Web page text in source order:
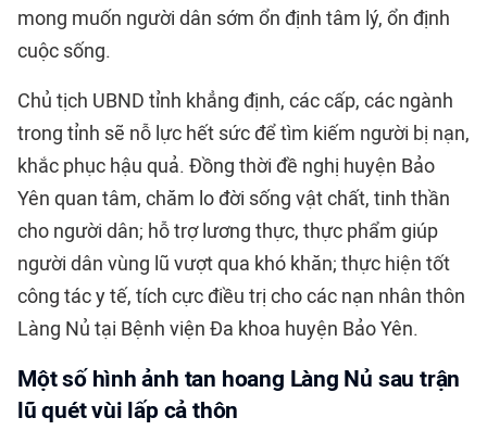
mong muốn người dân sớm ổn định tâm lý, ổn định
cuộc sống.
Chủ tịch UBND tỉnh khẳng định, các cấp, các ngành
trong tỉnh sẽ nỗ lực hết sức để tìm kiếm người bị nạn,
khắc phục hậu quả. Đồng thời đề nghị huyện Bảo
Yên quan tâm, chăm lo đời sống vật chất, tinh thần
cho người dân; hỗ trợ lương thực, thực phẩm giúp
người dân vùng lũ vượt qua khó khăn; thực hiện tốt
công tác y tế, tích cực điều trị cho các nạn nhân thôn
Làng Nủ tại Bệnh viện Đa khoa huyện Bảo Yên.
Một số hình ảnh tan hoang Làng Nủ sau trận
lũ quét vùi lấp cả thôn